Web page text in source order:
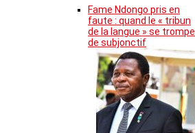
Fame Ndongo pris en
faute : quand le « tribun
de la langue » se trompe
de subjonctif